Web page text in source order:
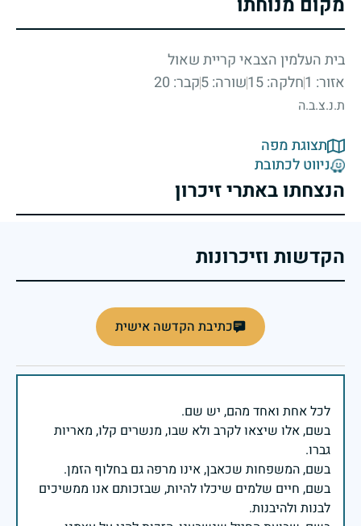
בית העלמין הצבאי קריית שאול
אזור: 1
חלקה: 15 שורה: 5 קבר: 20
ת.נ.צ.ב.ה
תצוגת מפה
ניווט לכתובת
הנצחתו באתרי זיכרון
הקדשות וזיכרונות
כתיבת הקדשה אישית
בשם, אלו שיצאו לקרב ולא שבו, מנשרים קלו, מאריות
בשם, חיים שלמים שיכלו להיות, שבזכותם אנו ממשיכים